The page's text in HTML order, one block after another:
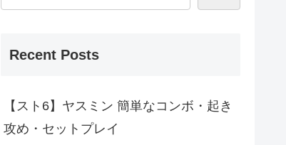
Recent Posts
【スト6】ヤスミン 簡単なコンボ・起き
攻め・セットプレイ